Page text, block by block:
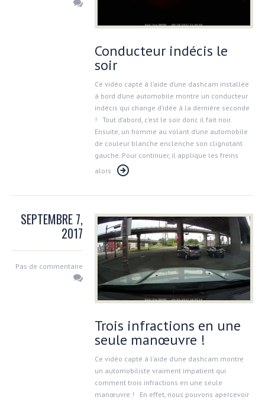
Conducteur indécis le
soir
Ce vidéo capté à l’aide d’une dashcam installée
à bord d’une automobile montre un conducteur
indécis qui change d’idée à la dernière seconde
! Tout d’abord, c’est le soir donc il fait noir.
Ensuite, un homme au volant d’une automobile
de couleur blanche enclenche son clignotant
gauche. Pour continuer, il applique les freins
alors
SEPTEMBRE 7,
2017
Pas de commentaire
Trois infractions en une
seule manœuvre !
Ce vidéo capté à l’aide d’une dashcam montre
un automobiliste vraiment impatient qui
comment trois infractions en une seule
manœuvre ! En effet, nous pouvons apercevoir